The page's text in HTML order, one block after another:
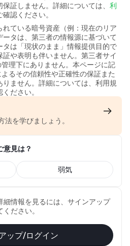
証しません。詳細については、 利
確認ください。
ている暗号資産（例：現在のリア
タは、第三者の情報源に基づいて
は「現状のまま」情報提供目的で
や表明も伴いません。第三者サイ
理下にありません。本ページに記
るその信頼性や正確性の保証また
ません。詳細については、利用規
ださい。
法を学びましょう。
意見は？
弱気
細情報を見るには、サインアップ
ださい。
ップ/ログイン